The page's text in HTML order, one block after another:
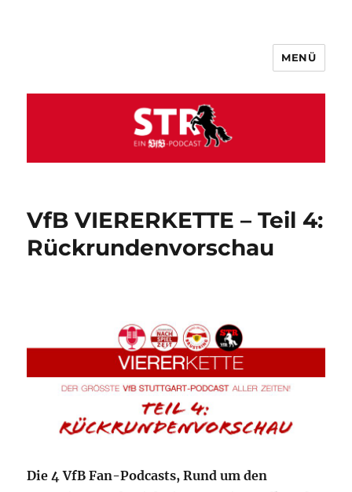
MENÜ
VfB VIERERKETTE – Teil 4:
Rückrundenvorschau
Die 4 VfB Fan-Podcasts, Rund um den